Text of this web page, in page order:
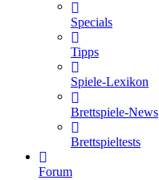
Specials
Tipps
Spiele-Lexikon
Brettspiele-News
Brettspieltests
Forum